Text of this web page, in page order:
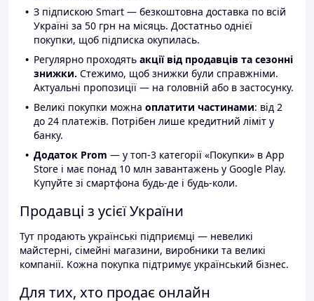
З підпискою Smart — безкоштовна доставка по всій
Україні за 50 грн на місяць. Достатньо однієї
покупки, щоб підписка окупилась.
Регулярно проходять акції від продавців та сезонні
знижки. Стежимо, щоб знижки були справжніми.
Актуальні пропозиції — на головній або в застосунку.
Великі покупки можна оплатити частинами: від 2
до 24 платежів. Потрібен лише кредитний ліміт у
банку.
Додаток Prom — у топ-3 категорії «Покупки» в App
Store і має понад 10 млн завантажень у Google Play.
Купуйте зі смартфона будь-де і будь-коли.
Продавці з усієї України
Тут продають українські підприємці — невеликі
майстерні, сімейні магазини, виробники та великі
компанії. Кожна покупка підтримує український бізнес.
Для тих, хто продає онлайн